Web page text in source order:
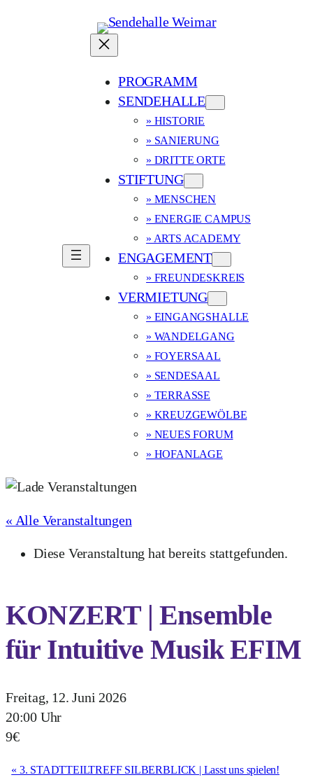
PROGRAMM
SENDEHALLE
» HISTORIE
» SANIERUNG
» DRITTE ORTE
STIFTUNG
» MENSCHEN
» ENERGIE CAMPUS
» ARTS ACADEMY
ENGAGEMENT
» FREUNDESKREIS
VERMIETUNG
» EINGANGSHALLE
» WANDELGANG
» FOYERSAAL
» SENDESAAL
» TERRASSE
» KREUZGEWÖLBE
» NEUES FORUM
» HOFANLAGE
« Alle Veranstaltungen
Diese Veranstaltung hat bereits stattgefunden.
KONZERT | Ensemble
für Intuitive Musik EFIM
Freitag, 12. Juni 2026
20:00 Uhr
9€
« 3. STADTTEILTREFF SILBERBLICK | Lasst uns spielen!